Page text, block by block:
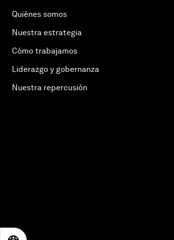
Quiénes somos
Nuestra estrategia
Cómo trabajamos
Liderazgo y gobernanza
Nuestra repercusión